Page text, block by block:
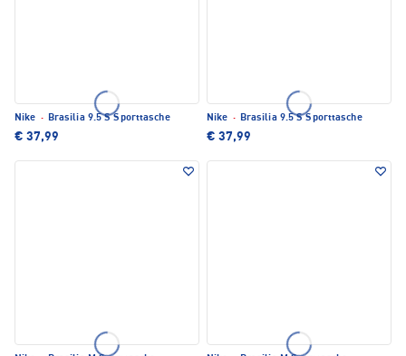
Nike · Brasilia 9.5 S Sporttasche
€ 37,99
Nike · Brasilia 9.5 S Sporttasche
€ 37,99